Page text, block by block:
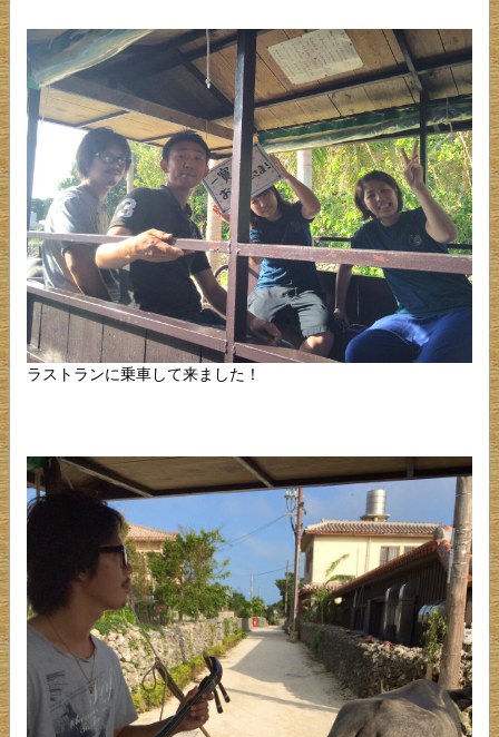
ラストランに乗車して来ました！